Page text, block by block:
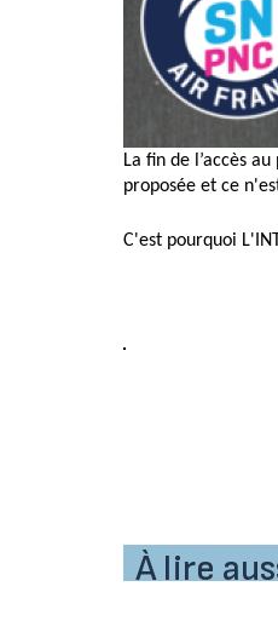
La fin de l’accès
proposée et ce
C'est pourquoi
À lire